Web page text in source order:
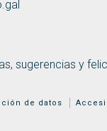
sugerencias y
de datos